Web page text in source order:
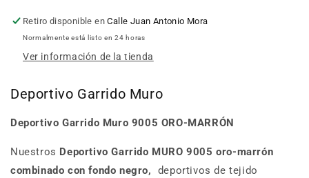
Retiro disponible enCalle Juan Antonio Mora
Normalmente está listo en 24 horas
Ver información de la tienda
Deportivo Garrido Muro
Deportivo Garrido Muro 9005 ORO-MARRÓN
Nuestros Deportivo Garrido MURO 9005 oro-marrón
combinado con fondo negro, deportivos de tejido